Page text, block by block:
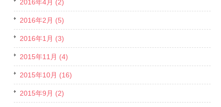
2016年4月 (2)
2016年2月 (5)
2016年1月 (3)
2015年11月 (4)
2015年10月 (16)
2015年9月 (2)